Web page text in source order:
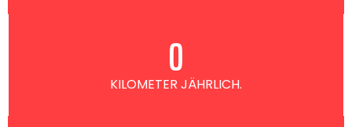
KILOMETER JÄHRLICH.
0